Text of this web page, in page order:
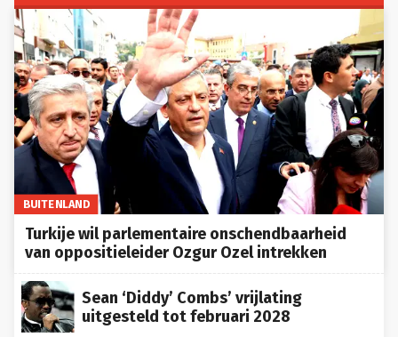
BUITENLAND
Turkije wil parlementaire onschendbaarheid
van oppositieleider Ozgur Ozel intrekken
Sean ‘Diddy’ Combs’ vrijlating
uitgesteld tot februari 2028